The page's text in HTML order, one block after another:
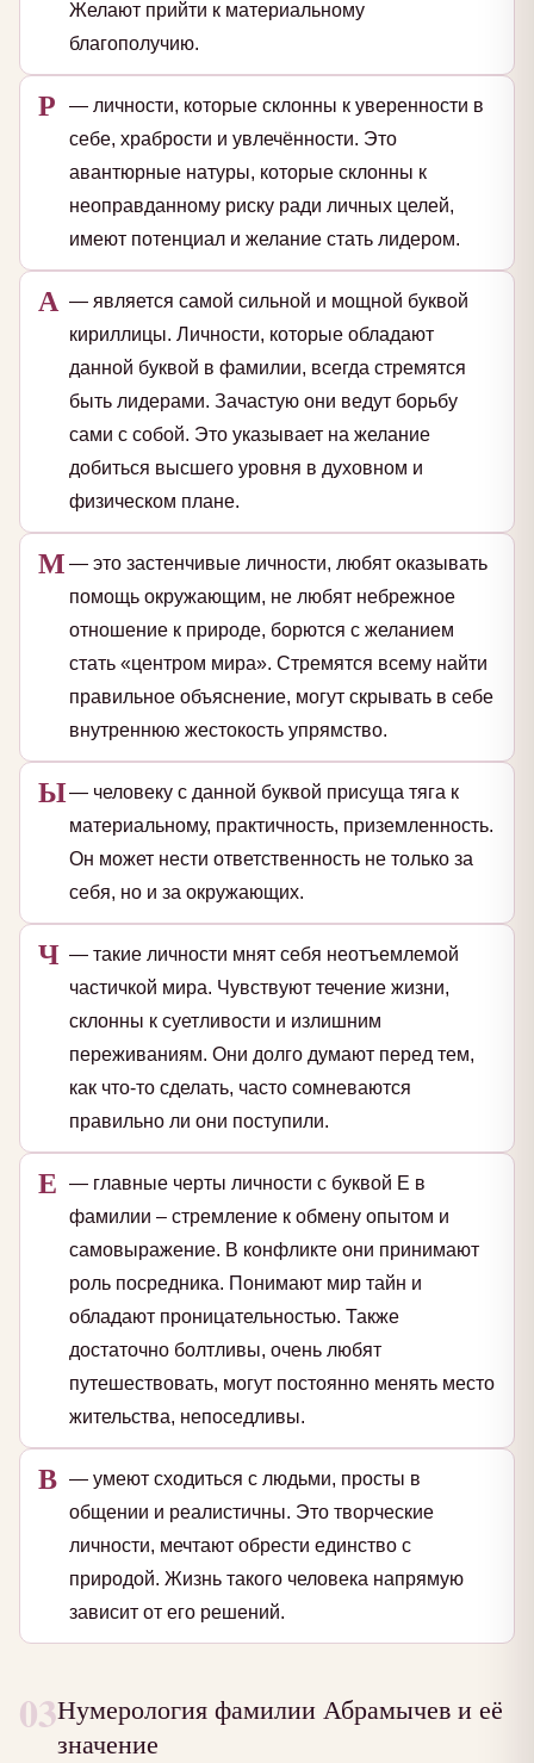
Желают прийти к материальному
благополучию.
Р
— личности, которые склонны к уверенности в
себе, храбрости и увлечённости. Это
авантюрные натуры, которые склонны к
неоправданному риску ради личных целей,
имеют потенциал и желание стать лидером.
А — является самой сильной и мощной буквой
кириллицы. Личности, которые обладают
данной буквой в фамилии, всегда стремятся
быть лидерами. Зачастую они ведут борьбу
сами с собой. Это указывает на желание
добиться высшего уровня в духовном и
физическом плане.
М — это застенчивые личности, любят оказывать
помощь окружающим, не любят небрежное
отношение к природе, борются с желанием
стать «центром мира». Стремятся всему найти
правильное объяснение, могут скрывать в себе
внутреннюю жестокость упрямство.
Ы— человеку с данной буквой присуща тяга к
материальному, практичность, приземленность.
Он может нести ответственность не только за
себя, но и за окружающих.
Ч — такие личности мнят себя неотъемлемой
частичкой мира. Чувствуют течение жизни,
склонны к суетливости и излишним
переживаниям. Они долго думают перед тем,
как что-то сделать, часто сомневаются
правильно ли они поступили.
Е
— главные черты личности с буквой Е в
фамилии – стремление к обмену опытом и
самовыражение. В конфликте они принимают
роль посредника. Понимают мир тайн и
обладают проницательностью. Также
достаточно болтливы, очень любят
путешествовать, могут постоянно менять место
жительства, непоседливы.
В — умеют сходиться с людьми, просты в
общении и реалистичны. Это творческие
личности, мечтают обрести единство с
природой. Жизнь такого человека напрямую
зависит от его решений.
03Нумерология фамилии Абрамычев и её
значение